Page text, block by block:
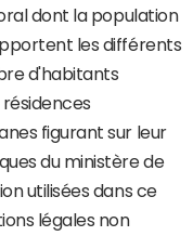
dont la population
les différents
d'habitants
figurant sur leur
du ministère de
utilisées dans ce
légales non